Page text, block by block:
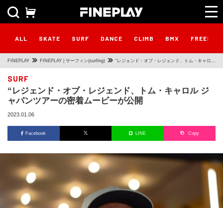
ALL SKATE SURF DANCE CLIMB BMX
FINEPLAY FINEPLAY | サーフィン(surfing) “レジェンド・オブ・レジェンド、トム・キャロル
SURF
“レジェンド・オブ・レジェンド、トム・キャロル ジ
ャパンツアーの密着ムービーが公開
2023.01.06
Facebook LINE Copy